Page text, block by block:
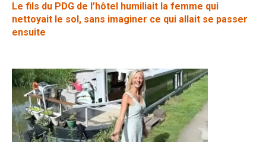
Le fils du PDG de l’hôtel humiliait la femme qui
nettoyait le sol, sans imaginer ce qui allait se passer
ensuite